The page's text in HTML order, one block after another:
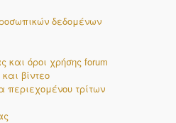
δεδομένων
και όροι χρήσης forum
βίντεο
περιεχομένου τρίτων